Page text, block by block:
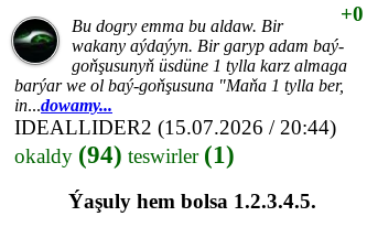
+0
Bu dogry emma bu aldaw. Bir
wakany aýdaýyn. Bir garyp adam baý-
goňşusunyň üsdüne 1 tylla karz almaga
barýar we ol baý-goňşusuna "Maňa 1 tylla ber,
in...dowamy...
IDEALLIDER2 (15.07.2026 / 20:44)
okaldy (94) teswirler (1)
Ýaşuly hem bolsa 1.2.3.4.5.